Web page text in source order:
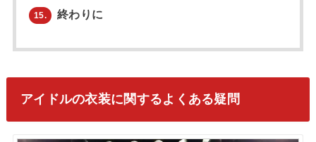
15. 終わりに
アイドルの衣装に関するよくある疑問